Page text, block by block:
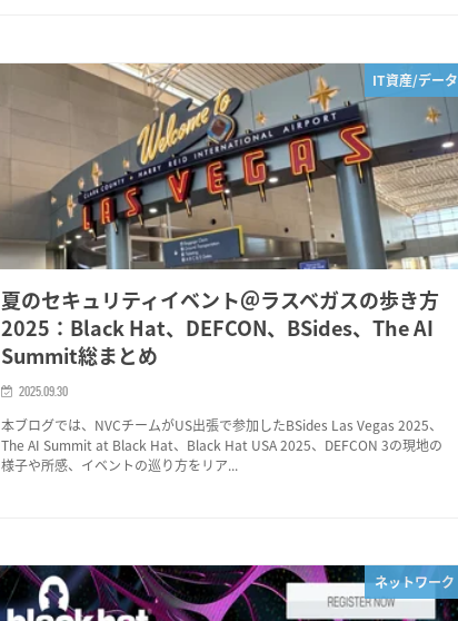
IT資産/データ
夏のセキュリティイベント＠ラスベガスの歩き方
2025：Black Hat、DEFCON、BSides、The AI
Summit総まとめ
2025.09.30
本ブログでは、NVCチームがUS出張で参加したBSides Las Vegas 2025、
The AI Summit at Black Hat、Black Hat USA 2025、DEFCON 3の現地の
様子や所感、イベントの巡り方をリア...
ネットワーク